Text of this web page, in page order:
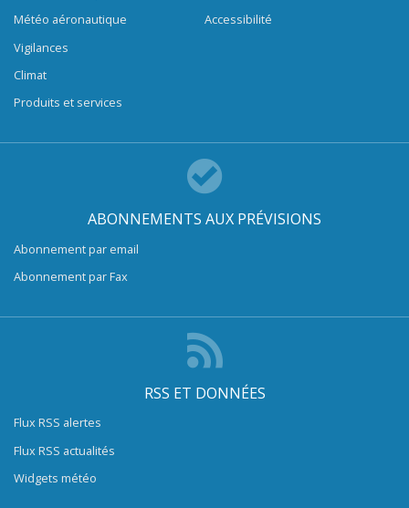
Météo aéronautique
Vigilances
Climat
Produits et services
Accessibilité
ABONNEMENTS AUX PRÉVISIONS
Abonnement par email
Abonnement par Fax
RSS ET DONNÉES
Flux RSS alertes
Flux RSS actualités
Widgets météo